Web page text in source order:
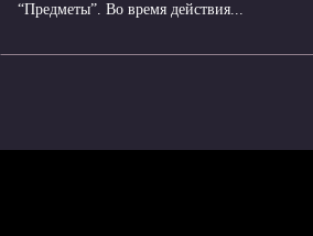
“Предметы”. Во время действия...